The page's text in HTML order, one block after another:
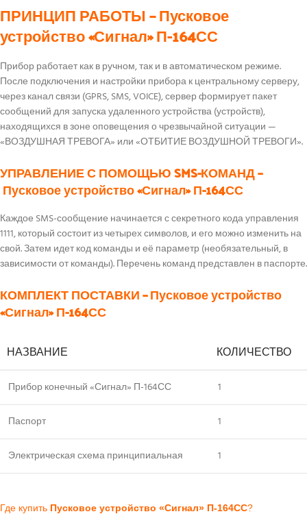
ПРИНЦИП РАБОТЫ – Пусковое
устройство «Сигнал» П-164СС
Прибор работает как в ручном, так и в автоматическом режиме.
После подключения и настройки прибора к центральному серверу,
через канал связи (GPRS, SMS, VOICE), сервер формирует пакет
сообщений для запуска удаленного устройства (устройств),
находящихся в зоне оповещения о чрезвычайной ситуации —
«ВОЗДУШНАЯ ТРЕВОГА» или «ОТБИТИЕ ВОЗДУШНОЙ ТРЕВОГИ».
УПРАВЛЕНИЕ С ПОМОЩЬЮ SMS-КОМАНД–
Пусковое устройство «Сигнал» П-164СС
Каждое SMS-сообщение начинается с секретного кода управления
1111, который состоит из четырех символов, и его можно изменить на
свой. Затем идет код команды и её параметр (необязательный, в
зависимости от команды). Перечень команд представлен в паспорте.
КОМПЛЕКТ ПОСТАВКИ– Пусковое устройство
«Сигнал» П-164СС
НАЗВАНИЕ КОЛИЧЕСТВО
Прибор конечный «Сигнал» П-164СС 1
Паспорт 1
Электрическая схема принципиальная 1
Где купить Пусковое устройство «Сигнал» П-164СС?